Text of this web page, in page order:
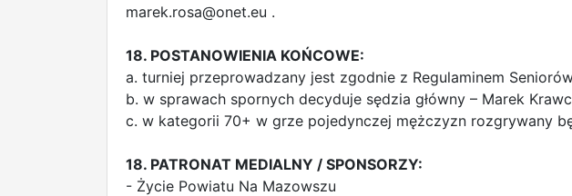
marek.rosa@onet.eu .
18. POSTANOWIENIA KOŃCOWE:
a. turniej przeprowadzany jest zgodnie z Regulaminem
b. w sprawach spornych decyduje sędzia główny – Marek
c. w kategorii 70+ w grze pojedynczej mężczyzn rozgrywany
18. PATRONAT MEDIALNY / SPONSORZY:
- Życie Powiatu Na Mazowszu